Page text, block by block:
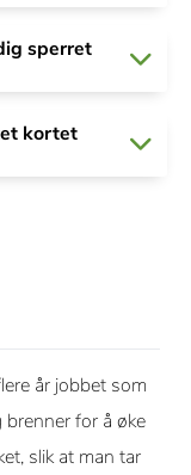
sperret
kortet
år jobbet som
for å øke
slik at man tar